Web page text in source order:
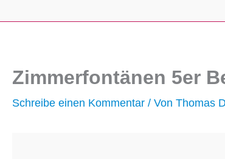
Zimmerfontänen 5er
Schreibe einen Kommentar / Von Thomas